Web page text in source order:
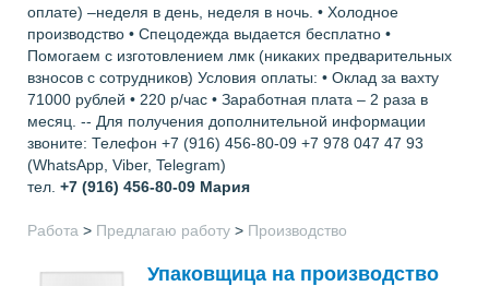
оплате) –неделя в день, неделя в ночь. • Холодное
производство • Спецодежда выдается бесплатно •
Помогаем с изготовлением лмк (никаких предварительных
взносов с сотрудников) Условия оплаты: • Оклад за вахту
71000 рублей • 220 р/час • Заработная плата – 2 раза в
месяц. -- Для получения дополнительной информации
звоните: Телефон +7 (916) 456-80-09 +7 978 047 47 93
(WhatsApp, Viber, Telegram)
тел. +7 (916) 456-80-09 Мария
Работа > Предлагаю работу > Производство
Упаковщица на производство